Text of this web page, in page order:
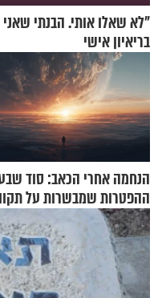
"לא שאלו אותי. הבנתי
בריאיון אישי
הנחמה אחרי הכאב: סוד
ההפטרות שמבשרות על
וגאולה